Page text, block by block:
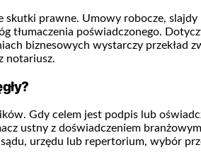
prawne. Umowy robocze,
tłumaczenia poświadczonego.
biznesowych wystarczy przekład
notariusz.
Gdy celem jest podpis lub
ustny z doświadczeniem
urzędu lub repertorium, wybór